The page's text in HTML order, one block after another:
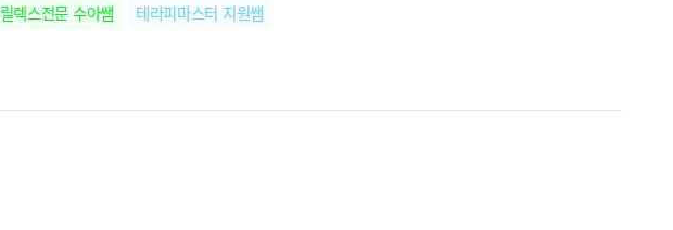
릴렉스전문 수아쌤 테라피마스터 지원쌤